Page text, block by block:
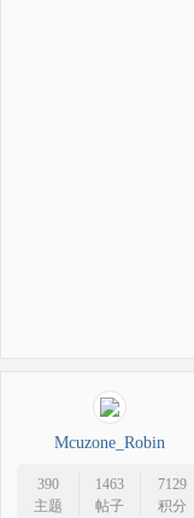
Mcuzone_Robin
390
主题
1463
帖子
7129
积分